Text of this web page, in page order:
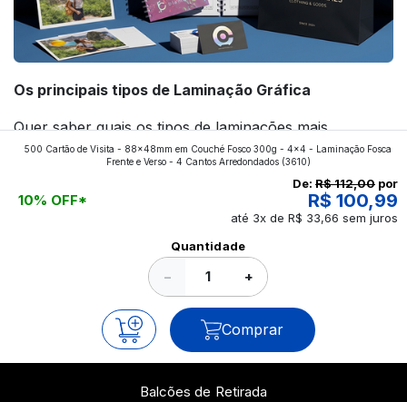
Os principais tipos de Laminação Gráfica
Quer saber quais os tipos de laminações mais
aplicados nos impressos da gráfica FuturaIM? Então,
continue a leitura que vamos revelar para você!
500 Cartão de Visita - 88x48mm em Couché Fosco 300g - 4x4 - Laminação Fosca
Frente e Verso - 4 Cantos Arredondados(3610)
10% OFF*
De: R$ 112,00 por
R$ 100,99
até 3x de R$ 33,66 sem juros
Quantidade
− +
Comprar
Balcões de Retirada